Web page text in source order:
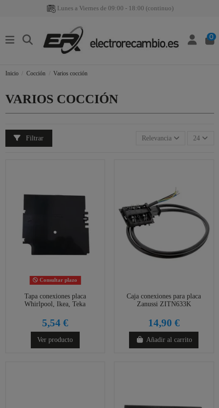
Lunes a Viernes de 09:00 - 18:00 (continuo)
0
Inicio Cocción Varios cocción
VARIOS COCCIÓN
Filtrar Relevancia 24
Consultar plazo
Tapa conexiones placa
Whirlpool, Ikea, Teka
5,54 €
Ver producto
Caja conexiones para placa
Zanussi ZITN633K
14,90 €
Añadir al carrito